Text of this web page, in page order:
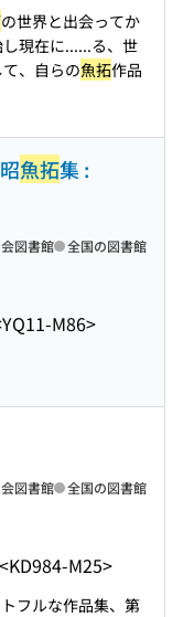
の世界と出会ってか
現在に......る、世
、自らの魚拓作品
魚拓集 :
M86>
図書館 全国の図書館
<KD984-M25>
図書館 全国の図書館
フルな作品集、第